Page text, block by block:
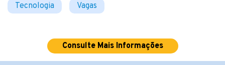
Tecnologia Vagas
Consulte Mais Informações